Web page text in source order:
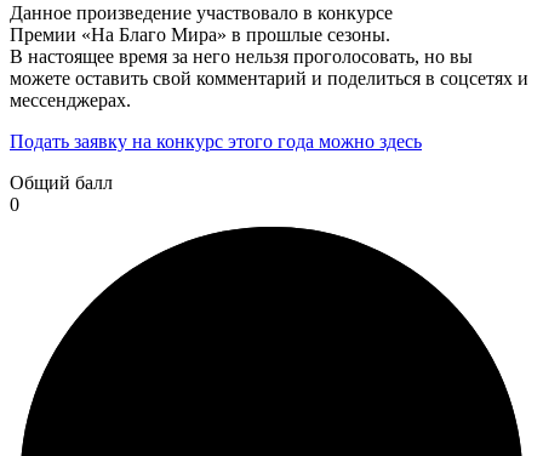
Данное произведение участвовало в конкурсе
Премии «На Благо Мира» в прошлые сезоны.
В настоящее время за него нельзя проголосовать, но вы
можете оставить свой комментарий и поделиться в соцсетях и
мессенджерах.
Подать заявку на конкурс этого года можно здесь
Общий балл
0